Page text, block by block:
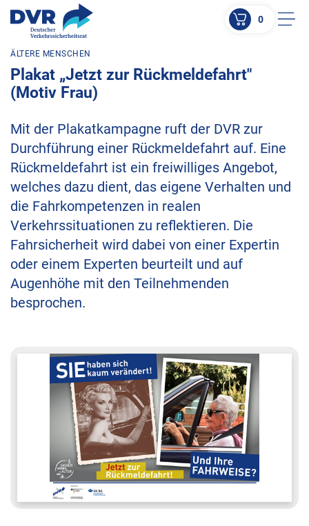
ZUM HAUPTINHALT SPRINGEN
ZUR SUCHE SPRINGEN
0
ÄLTERE MENSCHEN
Plakat „Jetzt zur Rückmeldefahrt"
(Motiv Frau)
Mit der Plakatkampagne ruft der DVR zur
Durchführung einer Rückmeldefahrt auf. Eine
Rückmeldefahrt ist ein freiwilliges Angebot,
welches dazu dient, das eigene Verhalten und
die Fahrkompetenzen in realen
Verkehrssituationen zu reflektieren. Die
Fahrsicherheit wird dabei von einer Expertin
oder einem Experten beurteilt und auf
Augenhöhe mit den Teilnehmenden
besprochen.